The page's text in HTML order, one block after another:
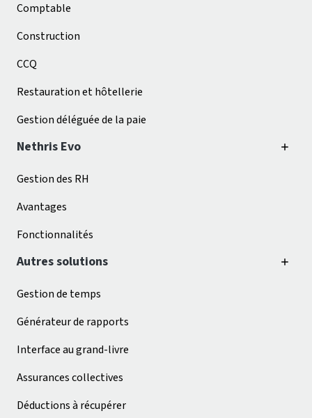
Comptable
Construction
CCQ
Restauration et hôtellerie
Gestion déléguée de la paie
Nethris Evo
Gestion des RH
Avantages
Fonctionnalités
Autres solutions
Gestion de temps
Générateur de rapports
Interface au grand-livre
Assurances collectives
Déductions à récupérer